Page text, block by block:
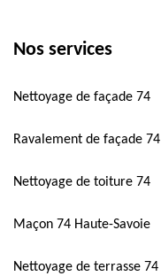
Nos services
Nettoyage de façade 74
Ravalement de façade 74
Nettoyage de toiture 74
Maçon 74 Haute-Savoie
Nettoyage de terrasse 74